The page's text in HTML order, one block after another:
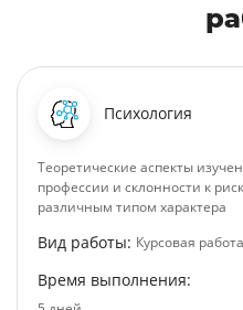
Психология
Теоретические аспекты
профессии и склонности к
различным типом характера
Вид работы: Курсовая работа
Время выполнения: